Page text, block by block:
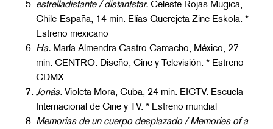
estrelladistante / distantstar. Celeste Rojas Mugica,
Chile-España, 14 min. Elías Querejeta Zine Eskola. *
Estreno mexicano
Ha. María Almendra Castro Camacho, México, 27
min. CENTRO. Diseño, Cine y Televisión. * Estreno
CDMX
Jonás. Violeta Mora, Cuba, 24 min. EICTV. Escuela
Internacional de Cine y TV. * Estreno mundial
Memorias de un cuerpo desplazado / Memories of a